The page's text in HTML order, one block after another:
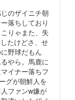
のザイニチ朝
落ちしており
りゃまた、失
たけどさ、せ
野球だもん
やら。馬鹿に
イナー落ちフ
グが朝鮮人を
ファンw嫌が